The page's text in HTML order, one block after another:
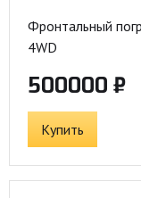
Фронтальный
4WD
500000 ₽
Купить